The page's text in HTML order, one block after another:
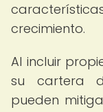
crecimiento.
Al incluir
su cartera
pueden